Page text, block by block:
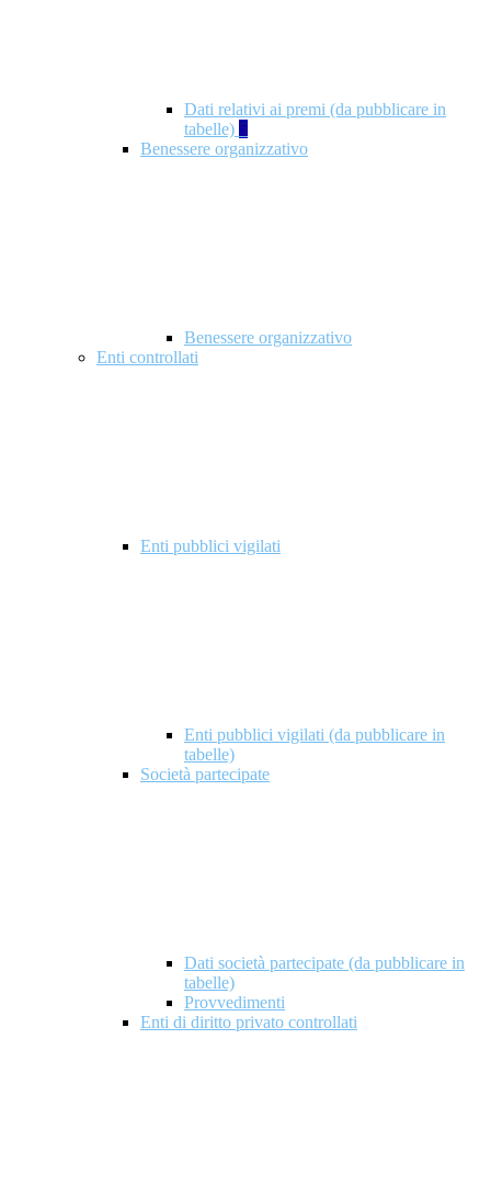
Dati relativi ai premi (da pubblicare in
tabelle) 5
Benessere organizzativo
Benessere organizzativo
Enti controllati
Enti pubblici vigilati
Enti pubblici vigilati (da pubblicare in
tabelle)
Società partecipate
Dati società partecipate (da pubblicare in
tabelle)
Provvedimenti
Enti di diritto privato controllati